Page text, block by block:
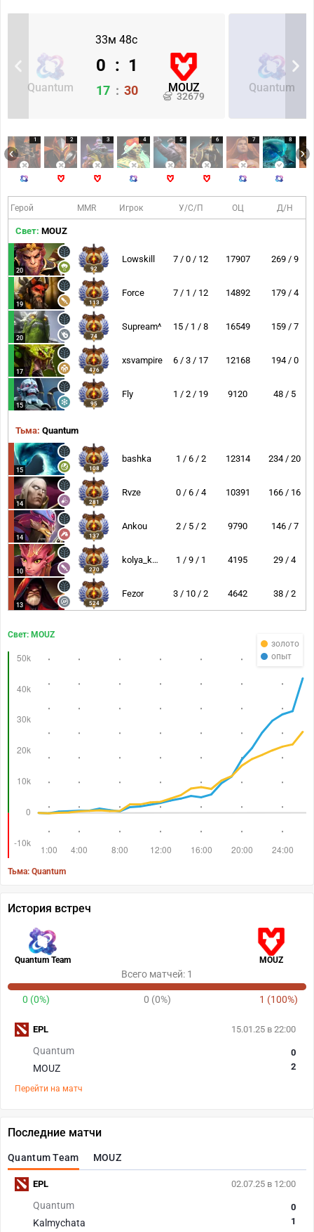
33м 48с
Quantum MOUZ
32679
0 : 1
17 : 30 Quantum
1 2 3 4 5 6 7 8
Герой MMR Игрок У/С/П ОЦ Д/Н
Свет: MOUZ
20 92
Lowskill 7 / 0 / 12 17907 269 / 9
19 113
Force 7 / 1 / 12 14892 179 / 4
20 74
Supream^ 15 / 1 / 8 16549 159 / 7
17 476
xsvampire 6 / 3 / 17 12168 194 / 0
15 95
Fly 1 / 2 / 19 9120 48 / 5
Тьма: Quantum
15 108
bashka 1 / 6 / 2 12314 234 / 20
14 281
Rvze 0 / 6 / 4 10391 166 / 16
14 137
Ankou 2 / 5 / 2 9790 146 / 7
10 270
kolya_kaBAN68 1 / 9 / 1 4195 29 / 4
13 524
Fezor 3 / 10 / 2 4642 38 / 2
золото
опыт
Свет: MOUZ
Тьма: Quantum
История встреч
Quantum Team MOUZ
Всего матчей: 1
0 (0%) 0 (0%) 1 (100%)
15.01.25 в 22:00
Quantum
MOUZ
0
2
Перейти на матч
EPL
Последние матчи
Quantum Team MOUZ
02.07.25 в 12:00
Quantum
Kalmychata
0
1
EPL